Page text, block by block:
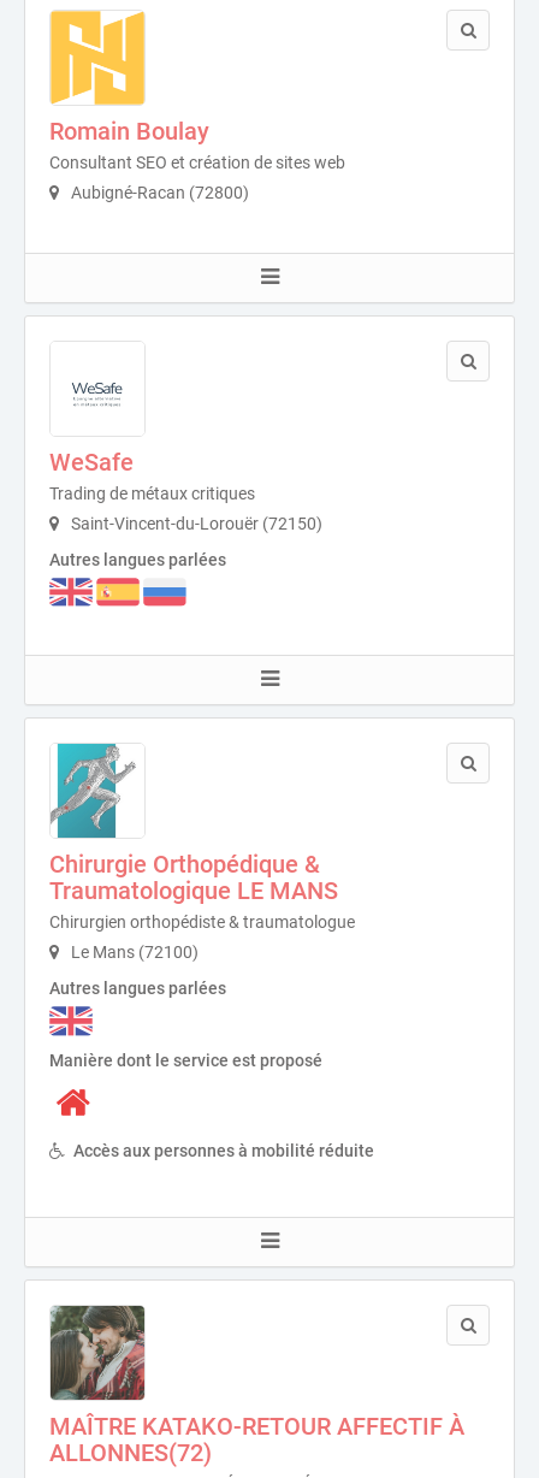
Romain Boulay
Consultant SEO et création de sites web
Aubigné-Racan (72800)
WeSafe
Trading de métaux critiques
Saint-Vincent-du-Lorouër (72150)
Autres langues parlées
Chirurgie Orthopédique &
Traumatologique LE MANS
Chirurgien orthopédiste & traumatologue
Le Mans (72100)
Autres langues parlées
Manière dont le service est proposé
Accès aux personnes à mobilité réduite
MAÎTRE KATAKO-RETOUR AFFECTIF À
ALLONNES(72)